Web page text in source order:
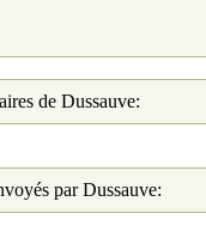
de Dussauve:
par Dussauve: